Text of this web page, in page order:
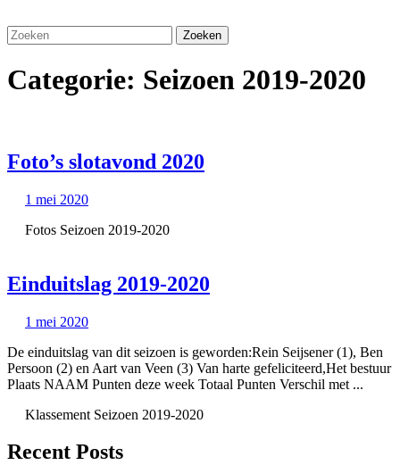
KNOP
Zoek
naar:
Categorie: Seizoen 2019-2020
Foto’s slotavond 2020
1 mei 20201
2020
Fotos Seizoen 2019-2020
Einduitslag 2019-2020
1 mei 20201
2020
De einduitslag van dit seizoen is geworden:Rein Seijsener (1), Ben
Persoon (2) en Aart van Veen (3) Van harte gefeliciteerd,Het bestuur
Plaats NAAM Punten deze week Totaal Punten Verschil met ...
Klassement Seizoen 2019-2020
Recent Posts